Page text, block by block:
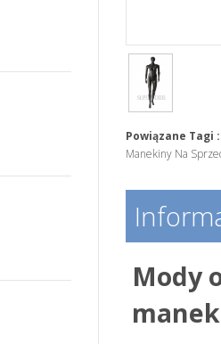
Powiązane Tagi :
Manekiny Na
Mody